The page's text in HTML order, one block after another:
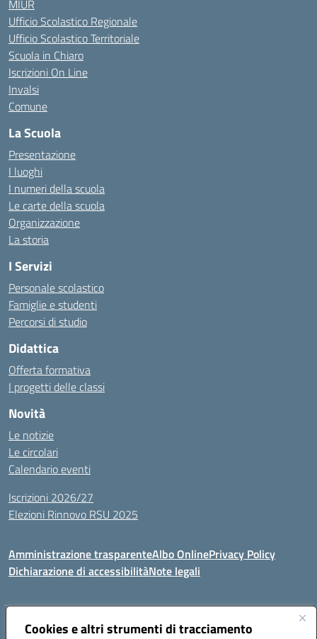
Cookies e altri strumenti di tracciamento
MIUR
Ufficio Scolastico Regionale
Ufficio Scolastico Territoriale
Scuola in Chiaro
Iscrizioni On Line
Invalsi
Comune
La Scuola
Presentazione
I luoghi
I numeri della scuola
Le carte della scuola
Organizzazione
La storia
I Servizi
Personale scolastico
Famiglie e studenti
Percorsi di studio
Didattica
Offerta formativa
I progetti delle classi
Novità
Le notizie
Le circolari
Calendario eventi
Iscrizioni 2026/27
Elezioni Rinnovo RSU 2025
Amministrazione trasparenteAlbo OnlinePrivacy Policy
Dichiarazione di accessibilitàNote legali
Indirizzo:Via Cadore 1, 60124 Ancona